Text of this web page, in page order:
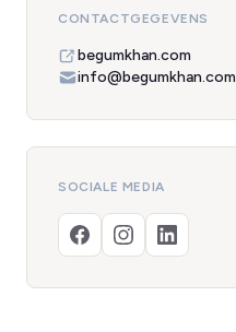
CONTACTGEGEVENS
begumkhan.com
info@begumkhan.com
SOCIALE MEDIA